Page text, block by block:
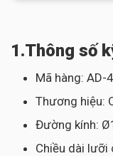
1.Thông số
Mã hàng: AD-
Thương hiệu:
Đường kính:
Chiều dài lưỡi